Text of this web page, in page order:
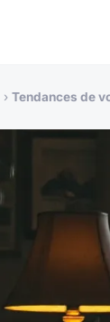
› Tendances de